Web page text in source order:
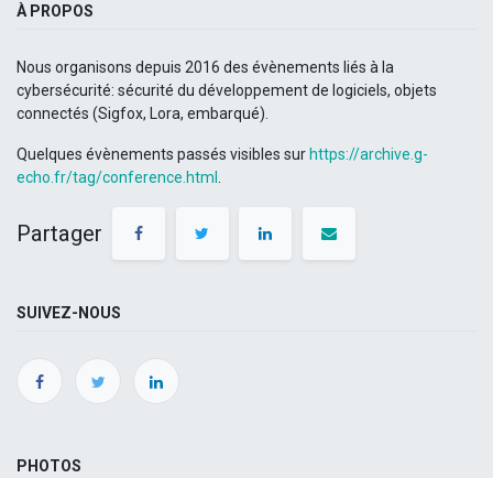
À PROPOS
Nous organisons depuis 2016 des évènements liés à la
cybersécurité: sécurité du développement de logiciels, objets
connectés (Sigfox, Lora, embarqué).
Quelques évènements passés visibles sur https://archive.g-
echo.fr/tag/conference.html
Partager
SUIVEZ-NOUS
PHOTOS